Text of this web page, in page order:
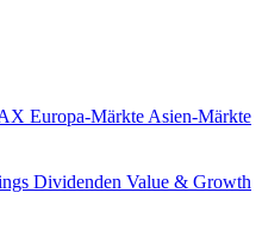
Europa-Märkte Asien-Märkte
Dividenden Value & Growth